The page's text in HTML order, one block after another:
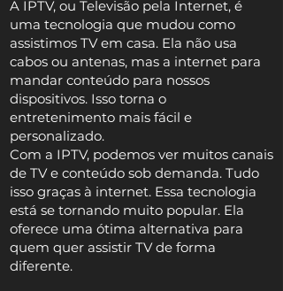
A IPTV, ou Televisão pela Internet, é
uma tecnologia que mudou como
assistimos TV em casa. Ela não usa
cabos ou antenas, mas a internet para
mandar conteúdo para nossos
dispositivos. Isso torna o
entretenimento mais fácil e
personalizado.
Com a IPTV, podemos ver muitos canais
de TV e conteúdo sob demanda. Tudo
isso graças à internet. Essa tecnologia
está se tornando muito popular. Ela
oferece uma ótima alternativa para
quem quer assistir TV de forma
diferente.